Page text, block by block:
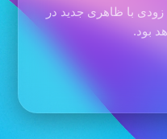
با ظاهری جدید در
بود.